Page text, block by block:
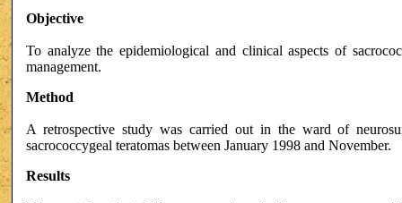
Objective
To analyze the epidemiological and clinical aspects of
management.
Method
A retrospective study was carried out in the ward of
sacrococcygeal teratomas between January 1998 and November.
Results